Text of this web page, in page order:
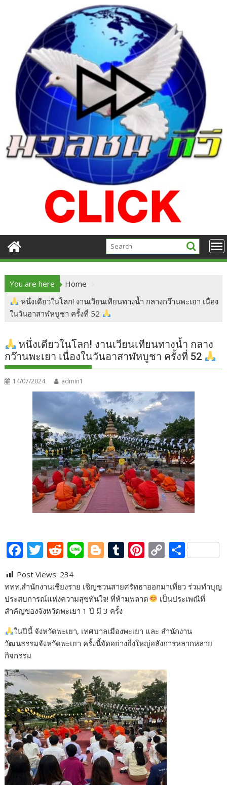
You are here
Home
หนึ่งเดียวในโลก! งานเวียนเทียนทางน้ำ กลางกว๊านพะเยา เนื่อง
ในวันอาสาฬหบูชา ครั้งที่ 52
หนึ่งเดียวในโลก! งานเวียนเทียนทางน้ำ กลาง
กว๊านพะเยา เนื่องในวันอาสาฬหบูชา ครั้งที่ 52
14/07/2024 admin1
F
e
b
o
o
k
T
itt
er
R
d
di
t
Li
e
Bl
g
g
er
T
m
bl
Pi
er
e
C
p
y
n
k
S
ar
e
Post Views: 234
ททท.สำนักงานเชียงราย เชิญชวนสายศรัทธาออกมาเที่ยว ร่วมทำบุญ
ประสบการณ์แห่งความสุขทันใจ! ที่ห้ามพลาด
เป็นประเพณีที่
สำคัญของจังหวัดพะเยา 1 ปี มี 3 ครั้ง
ในปีนี้ จังหวัดพะเยา, เทศบาลเมืองพะเยา และ สำนักงาน
วัฒนธรรมจังหวัดพะเยา ครั้งนี้จัดอย่างยิ่งใหญ่อลังการหลากหลาย
กิจกรรม